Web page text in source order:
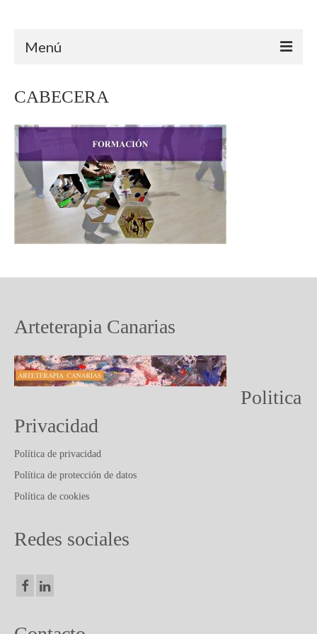
Menú
ÁMBITO CLÍNICO
ÁMBITO EDUCATIVO
ÁMBITO SOCIAL
TRAYECTORIA
PUBLICACIONES Y ARTICULOS
CABECERA
Arteterapia Canarias
Politica
Privacidad
Política de privacidad
Política de protección de datos
Política de cookies
Redes sociales